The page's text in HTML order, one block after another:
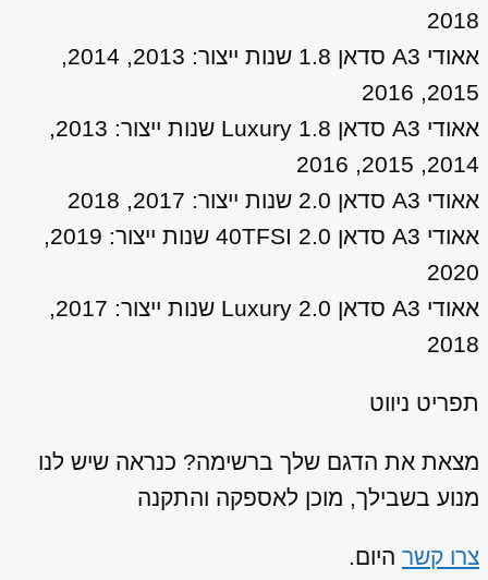
2018
אאודי A3 סדאן 1.8 שנות ייצור: 2013, 2014,
2015, 2016
אאודי A3 סדאן 1.8 Luxury שנות ייצור: 2013,
2014, 2015, 2016
אאודי A3 סדאן 2.0 שנות ייצור: 2017, 2018
אאודי A3 סדאן 2.0 40TFSI שנות ייצור: 2019,
2020
אאודי A3 סדאן 2.0 Luxury שנות ייצור: 2017,
2018
תפריט ניווט
מצאת את הדגם שלך ברשימה? כנראה שיש לנו
מנוע בשבילך, מוכן לאספקה והתקנה
צרו קשר היום.